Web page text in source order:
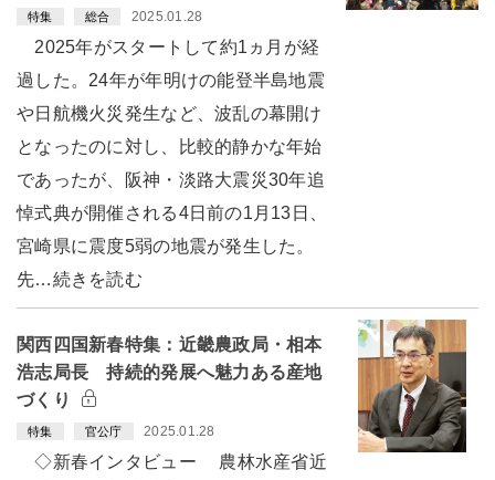
特集 総合 2025.01.28
2025年がスタートして約1ヵ月が経
過した。24年が年明けの能登半島地震
や日航機火災発生など、波乱の幕開け
となったのに対し、比較的静かな年始
であったが、阪神・淡路大震災30年追
悼式典が開催される4日前の1月13日、
宮崎県に震度5弱の地震が発生した。
先…続きを読む
関西四国新春特集：近畿農政局・相本
浩志局長 持続的発展へ魅力ある産地
づくり
特集 官公庁 2025.01.28
◇新春インタビュー 農林水産省近